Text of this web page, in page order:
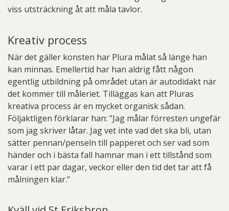
viss utsträckning åt att måla tavlor.
Kreativ process
När det gäller konsten har Plura målat så länge han
kan minnas. Emellertid har han aldrig fått någon
egentlig utbildning på området utan är autodidakt när
det kommer till måleriet. Tilläggas kan att Pluras
kreativa process är en mycket organisk sådan.
Följaktligen förklarar han: ”Jag målar förresten ungefär
som jag skriver låtar. Jag vet inte vad det ska bli, utan
sätter pennan/penseln till papperet och ser vad som
händer och i bästa fall hamnar man i ett tillstånd som
varar i ett par dagar, veckor eller den tid det tar att få
målningen klar.”